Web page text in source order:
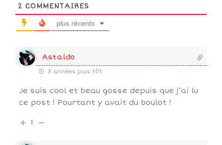
2 COMMENTAIRES
plus récents
Astaldo
3 années plus tôt
Je suis cool et beau gosse depuis que j’ai lu
ce post ! Pourtant y avait du boulot !
1